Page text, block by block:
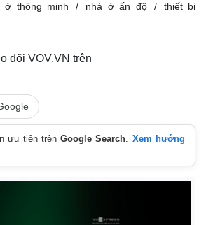
ở thông minh nhà ở ấn độ
thiết bi
dõi VOV.VN trên
ưu tiên trênGoogle Search. Xem hướng